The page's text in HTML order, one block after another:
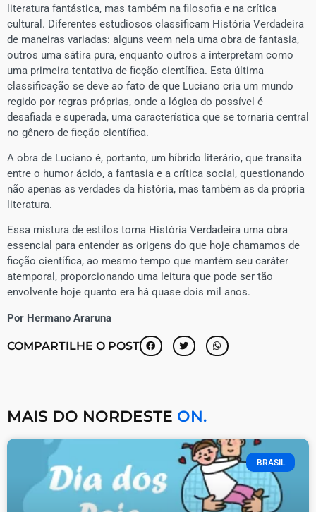
literatura fantástica, mas também na filosofia e na crítica
cultural. Diferentes estudiosos classificam História Verdadeira
de maneiras variadas: alguns veem nela uma obra de fantasia,
outros uma sátira pura, enquanto outros a interpretam como
uma primeira tentativa de ficção científica. Esta última
classificação se deve ao fato de que Luciano cria um mundo
regido por regras próprias, onde a lógica do possível é
desafiada e superada, uma característica que se tornaria central
no gênero de ficção científica.
A obra de Luciano é, portanto, um híbrido literário, que transita
entre o humor ácido, a fantasia e a crítica social, questionando
não apenas as verdades da história, mas também as da própria
literatura.
Essa mistura de estilos torna História Verdadeira uma obra
essencial para entender as origens do que hoje chamamos de
ficção científica, ao mesmo tempo que mantém seu caráter
atemporal, proporcionando uma leitura que pode ser tão
envolvente hoje quanto era há quase dois mil anos.
Por Hermano Araruna
COMPARTILHE O POST
MAIS DO NORDESTE ON.
BRASIL